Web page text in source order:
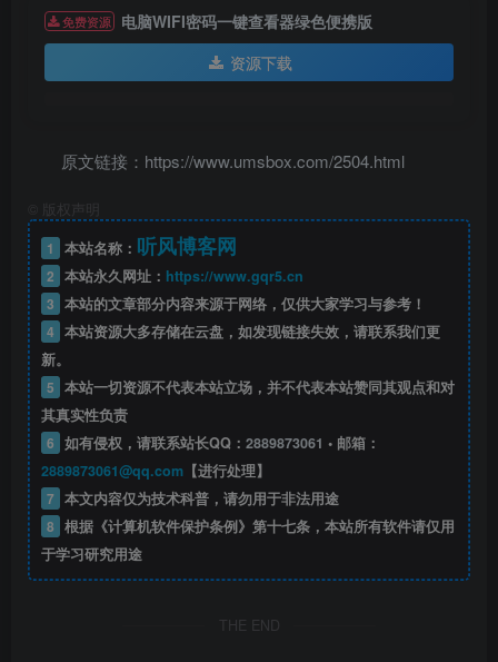
免费资源
电脑WIFI密码一键查看器绿色便携版
资源下载
原文链接：https://www.umsbox.com/2504.html
版权声明
1
本站名称： 听风博客网
2 本站永久网址： https://www.gqr5.cn
3 本站的文章部分内容来源于网络，仅供大家学习与参考！
4 本站资源大多存储在云盘，如发现链接失效，请联系我们更
新。
5 本站一切资源不代表本站立场，并不代表本站赞同其观点和对
其真实性负责
6 如有侵权，请联系站长QQ： 2889873061 • 邮箱：
2889873061@qq.com【进行处理】
7 本文内容仅为技术科普，请勿用于非法用途
8 根据《计算机软件保护条例》第十七条，本站所有软件请仅用
于学习研究用途
THE END